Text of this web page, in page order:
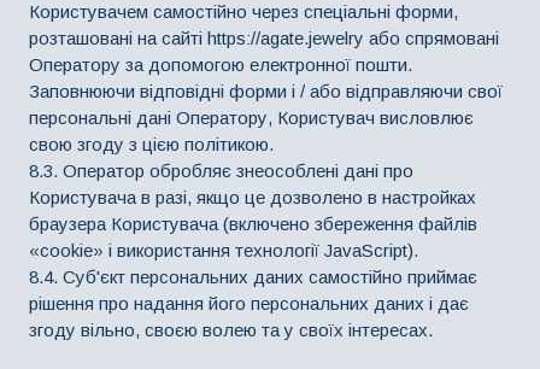
Користувачем самостійно через спеціальні форми,
розташовані на сайті https://agate.jewelry або спрямовані
Оператору за допомогою електронної пошти.
Заповнюючи відповідні форми і / або відправляючи свої
персональні дані Оператору, Користувач висловлює
свою згоду з цією політикою.
8.3. Оператор обробляє знеособлені дані про
Користувача в разі, якщо це дозволено в настройках
браузера Користувача (включено збереження файлів
«cookie» і використання технології JavaScript).
8.4. Суб'єкт персональних даних самостійно приймає
рішення про надання його персональних даних і дає
згоду вільно, своєю волею та у своїх інтересах.